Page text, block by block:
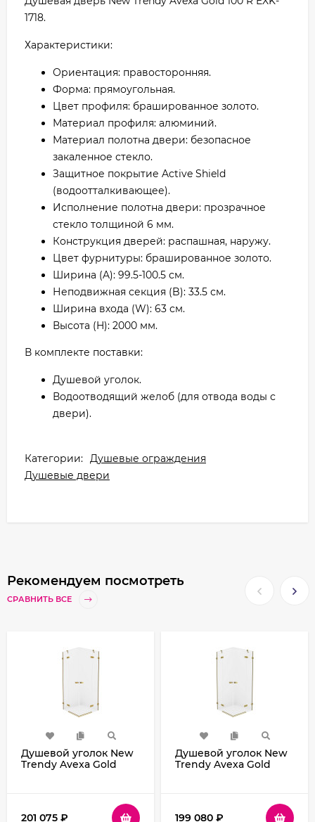
1718.
Характеристики:
Ориентация: правосторонняя.
Форма: прямоугольная.
Цвет профиля: брашированное золото.
Материал профиля: алюминий.
Материал полотна двери: безопасное
закаленное стекло.
Защитное покрытие Active Shield
(водоотталкивающее).
Исполнение полотна двери: прозрачное
стекло толщиной 6 мм.
Конструкция дверей: распашная, наружу.
Цвет фурнитуры: брашированное золото.
Ширина (A): 99.5-100.5 см.
Неподвижная секция (B): 33.5 см.
Ширина входа (W): 63 см.
Высота (H): 2000 мм.
В комплекте поставки:
Душевой уголок.
Водоотводящий желоб (для отвода воды с
двери).
Категории: Душевые ограждения
Душевые двери
Рекомендуем посмотреть
СРАВНИТЬ ВСЕ
Душевой уголок New
Trendy Avexa Gold
201 075 ₽
Душевой уголок New
Trendy Avexa Gold
199 080 ₽